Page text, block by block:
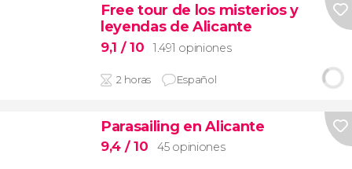
Free tour de los misterios y
leyendas de Alicante
9,1 / 10 1.491 opiniones
2 horas Español
Parasailing en Alicante
9,4 / 10 45 opiniones